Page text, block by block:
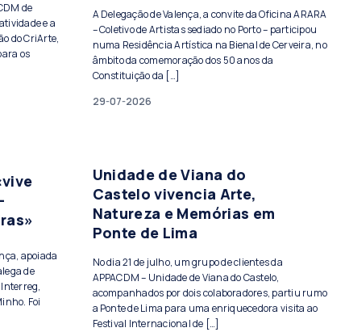
de
e a
do CriArte,
os
A Delegação de Valença, a convite da Oficina ARARA
– Coletivo de Artistas sediado no Porto – participou
numa Residência Artística na Bienal de Cerveira, no
âmbito da comemoração dos 50 anos da
Constituição da […]
29-07-2026
apoiada
de
Foi
Unidade de Viana do
Castelo vivencia Arte,
Natureza e Memórias em
Ponte de Lima
No dia 21 de julho, um grupo de clientes da
APPACDM – Unidade de Viana do Castelo,
acompanhados por dois colaboradores, partiu rumo
a Ponte de Lima para uma enriquecedora visita ao
Festival Internacional de […]